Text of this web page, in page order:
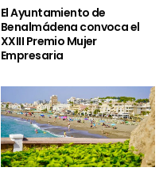
El Ayuntamiento de
Benalmádena convoca el
XXIII Premio Mujer
Empresaria